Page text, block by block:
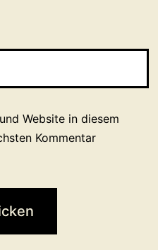
Website in diesem
Kommentar